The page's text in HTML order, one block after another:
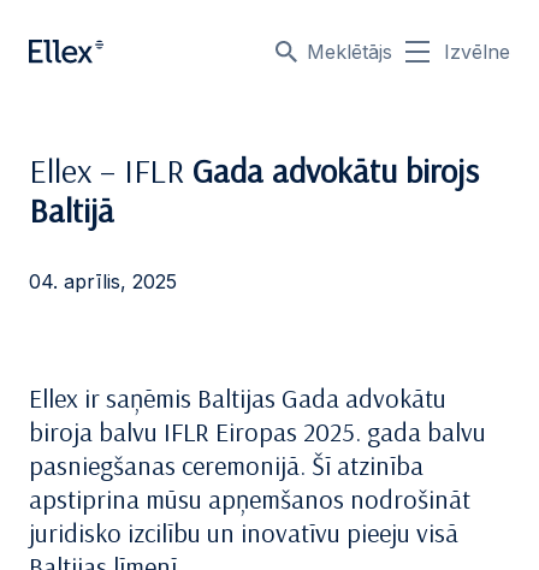
Meklētājs Izvēlne
Ellex – IFLR Gada advokātu birojs
Baltijā
04. aprīlis, 2025
Ellex ir saņēmis Baltijas Gada advokātu
biroja balvu IFLR Eiropas 2025. gada balvu
pasniegšanas ceremonijā. Šī atzinība
apstiprina mūsu apņemšanos nodrošināt
juridisko izcilību un inovatīvu pieeju visā